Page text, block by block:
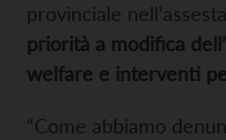
provinciale
priorità a modifica
welfare e interventi
“Come abbiamo